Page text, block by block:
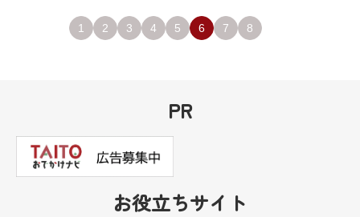
1 2 3 4 5 6 7 8
PR
お役立ちサイト